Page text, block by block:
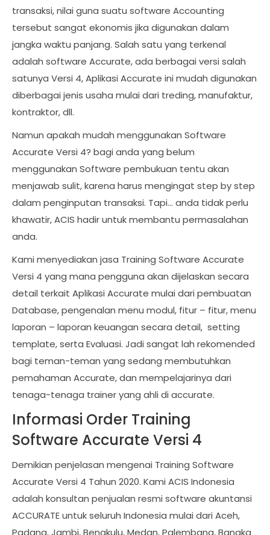
transaksi, nilai guna suatu software Accounting
tersebut sangat ekonomis jika digunakan dalam
jangka waktu panjang. Salah satu yang terkenal
adalah software Accurate, ada berbagai versi salah
satunya Versi 4, Aplikasi Accurate ini mudah digunakan
diberbagai jenis usaha mulai dari treding, manufaktur,
kontraktor, dll.
Namun apakah mudah menggunakan Software
Accurate Versi 4? bagi anda yang belum
menggunakan Software pembukuan tentu akan
menjawab sulit, karena harus mengingat step by step
dalam penginputan transaksi. Tapi… anda tidak perlu
khawatir, ACIS hadir untuk membantu permasalahan
anda.
Kami menyediakan jasa Training Software Accurate
Versi 4 yang mana pengguna akan dijelaskan secara
detail terkait Aplikasi Accurate mulai dari pembuatan
Database, pengenalan menu modul, fitur – fitur, menu
laporan – laporan keuangan secara detail, setting
template, serta Evaluasi. Jadi sangat lah rekomended
bagi teman-teman yang sedang membutuhkan
pemahaman Accurate, dan mempelajarinya dari
tenaga-tenaga trainer yang ahli di accurate.
Informasi Order Training
Software Accurate Versi 4
Demikian penjelasan mengenai Training Software
Accurate Versi 4 Tahun 2020. Kami ACIS Indonesia
adalah konsultan penjualan resmi software akuntansi
ACCURATE untuk seluruh Indonesia mulai dari Aceh,
Padang, Jambi, Bengkulu, Medan, Palembang, Bangka